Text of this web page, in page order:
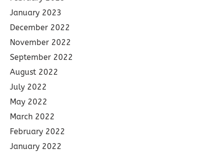
January 2023
December 2022
November 2022
September 2022
August 2022
July 2022
May 2022
March 2022
February 2022
January 2022